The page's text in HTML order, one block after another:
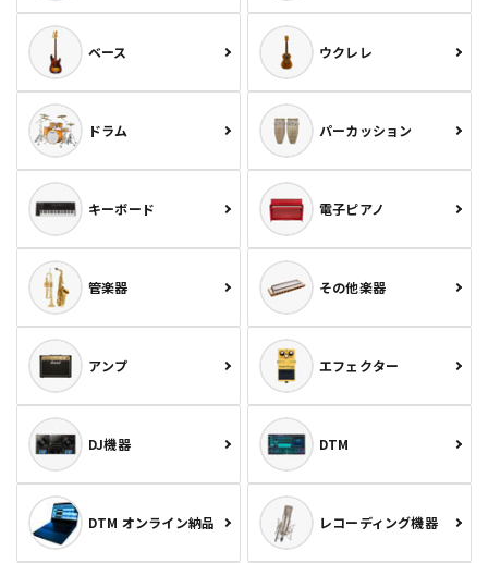
ベース ウクレレ
ドラム パーカッション
キーボード 電子ピアノ
管楽器 その他楽器
アンプ エフェクター
DJ機器 DTM
DTM オンライン納品 レコーディング機器